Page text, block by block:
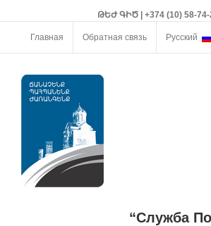
ԹԵԺ ԳԻԾ | +374 (10) 58-74-
Главная Обратная связь Русский
“Служба